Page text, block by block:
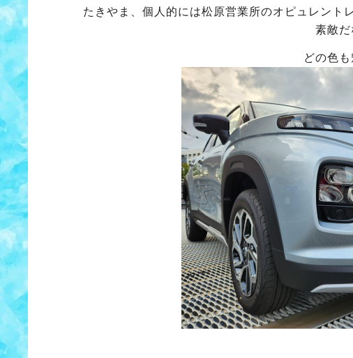
たきやま、個人的には松原営業所のオピュレン
素敵だ
どの色